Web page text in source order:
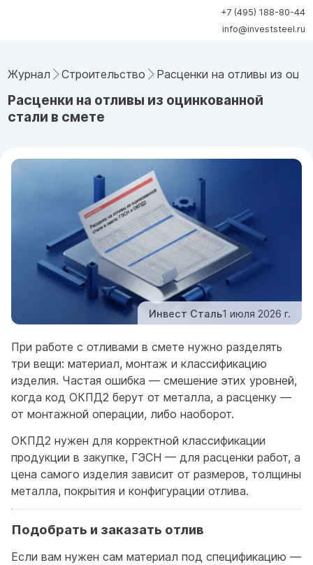
+7 (495) 188-80-44
info@investsteel.ru
Журнал Строительство Расценки на отливы из
Расценки на отливы из оцинкованной
стали в смете
Инвест Сталь1 июля 2026 г.
При работе с отливами в смете нужно разделять
три вещи: материал, монтаж и классификацию
изделия. Частая ошибка — смешение этих уровней,
когда код ОКПД2 берут от металла, а расценку —
от монтажной операции, либо наоборот.
ОКПД2 нужен для корректной классификации
продукции в закупке, ГЭСН — для расценки работ, а
цена самого изделия зависит от размеров, толщины
металла, покрытия и конфигурации отлива.
Подобрать и заказать отлив
Если вам нужен сам материал под спецификацию —